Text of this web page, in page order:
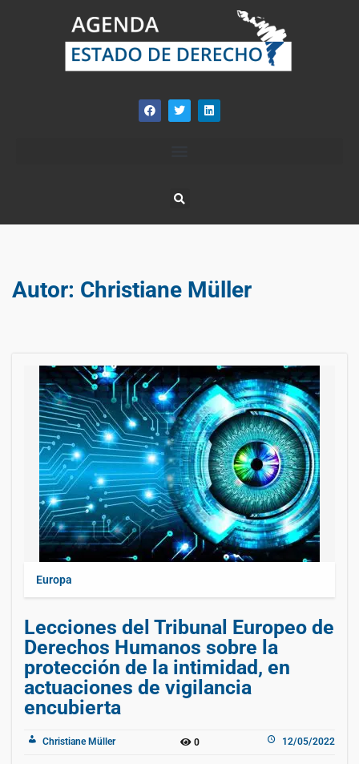
Autor: Christiane Müller
Europa
Lecciones del Tribunal Europeo de
Derechos Humanos sobre la
protección de la intimidad, en
actuaciones de vigilancia
encubierta
Christiane Müller 0 12/05/2022